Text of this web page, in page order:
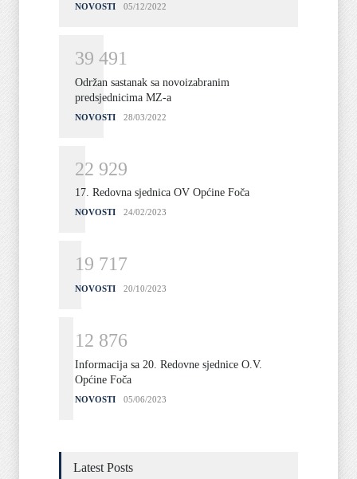
NOVOSTI 05/12/2022
39 491
Održan sastanak sa novoizabranim
predsjednicima MZ-a
NOVOSTI 28/03/2022
22 929
17. Redovna sjednica OV Općine Foča
NOVOSTI 24/02/2023
19 717
NOVOSTI 20/10/2023
12 876
Informacija sa 20. Redovne sjednice O.V.
Općine Foča
NOVOSTI 05/06/2023
Latest Posts